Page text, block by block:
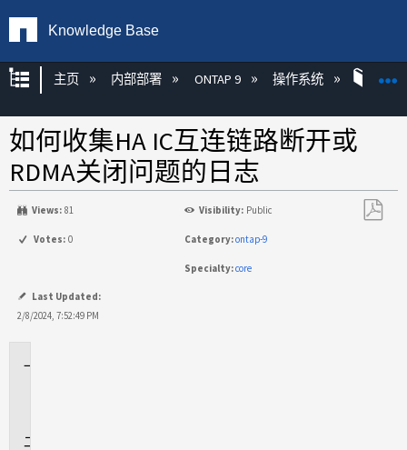
Knowledge Base
扩展/隐缩全局层次
主页 内部部署 ONTAP 9 操作系统
如何收集HA IC互连链路断开或
RDMA关闭问题的日志
Views: 81 Visibility: Public
Votes: 0 Category:ontap-9
Specialty:core
Last Updated:
2/8/2024, 7:52:49 PM